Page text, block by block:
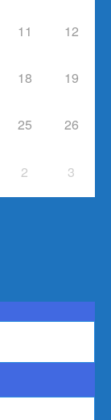
11 12
18 19
25 26
2 3